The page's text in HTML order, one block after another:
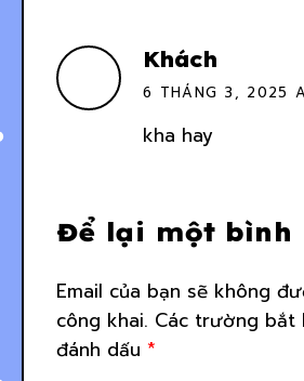
Khách
6 THÁNG 3, 2025
kha hay
Để lại một bình
Email của bạn sẽ không
công khai. Các trường bắt
đánh dấu *